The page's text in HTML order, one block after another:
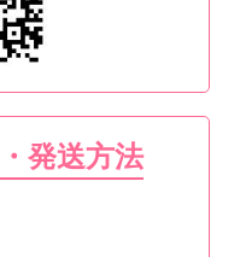
発送方法